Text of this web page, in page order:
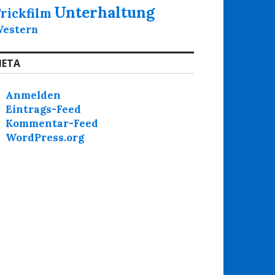
Unterhaltung
Anmelden
Eintrags-Feed
Kommentar-Feed
WordPress.org